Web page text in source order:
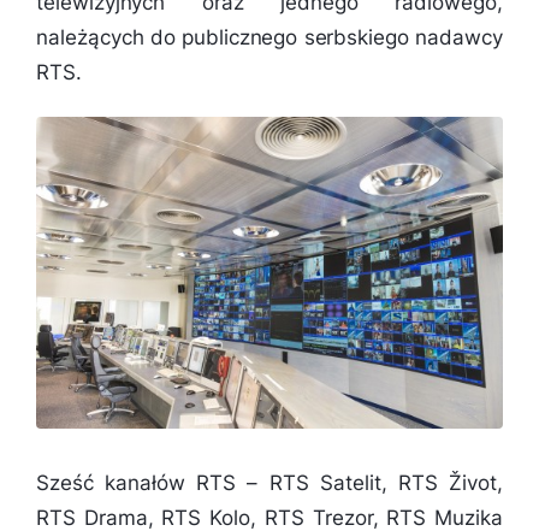
należących do publicznego serbskiego nadawcy
RTS.
Sześć kanałów RTS – RTS Satelit, RTS Život,
RTS Drama, RTS Kolo, RTS Trezor, RTS Muzika